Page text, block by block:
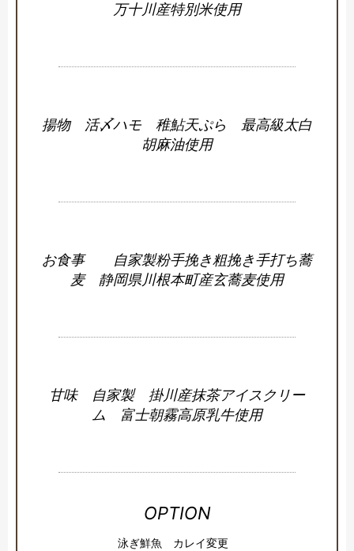
万十川産特別米使用
揚物 活〆ハモ 稚鮎天ぷら 最高級太白
胡麻油使用
お食事 自家製粉手挽き粗挽き手打ち蕎
麦 静岡県川根本町産玄蕎麦使用
甘味 自家製 掛川産抹茶アイスクリー
ム 富士朝霧高原乳牛使用
OPTION
泳ぎ鮮魚 カレイ変更